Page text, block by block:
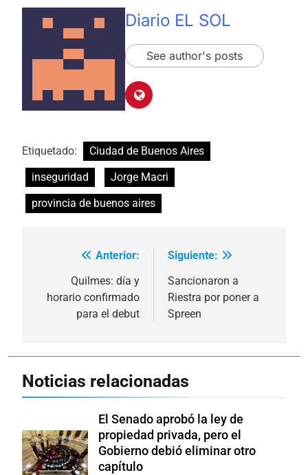
Diario EL SOL
See author's posts
Etiquetado:
Ciudad de Buenos Aires
inseguridad
Jorge Macri
provincia de buenos aires
Navegación
entradas
Anterior:
Quilmes: día y
horario confirmado
para el debut
Siguiente:
Sancionaron a
Riestra por poner a
Spreen
Noticias relacionadas
El Senado aprobó la ley de
propiedad privada, pero el
Gobierno debió eliminar otro
capítulo